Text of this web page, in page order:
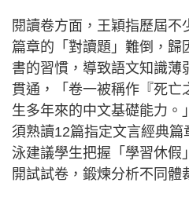
閱讀卷方面，王穎指歷屆不
篇章的「對讀題」難倒，歸
書的習慣，導致語文知識薄
貫通，「卷一被稱作『死亡
生多年來的中文基礎能力。
須熟讀12篇指定文言經典
泳建議學生把握「學習休假
開試試卷，鍛煉分析不同體